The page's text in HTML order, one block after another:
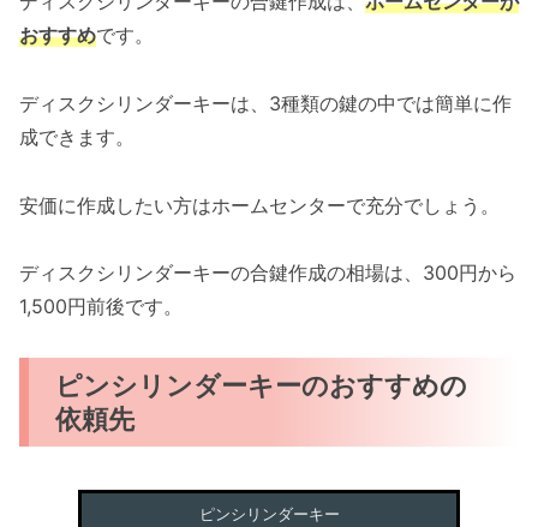
おすすめです。
ディスクシリンダーキーは、3種類の鍵の中では簡単に作
成できます。
安価に作成したい方はホームセンターで充分でしょう。
ディスクシリンダーキーの合鍵作成の相場は、300円から
1,500円前後です。
ピンシリンダーキーのおすすめの
依頼先
ピンシリンダーキー